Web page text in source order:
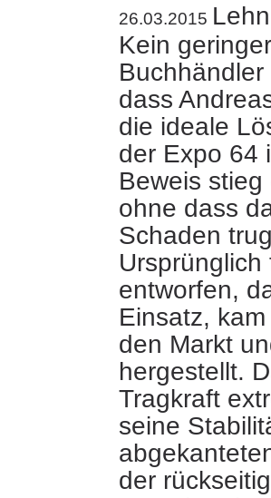
26.03.2015
Kein
dass
die ideale
der Expo 64
Beweis
ohne dass
Schaden
entworfen,
Einsatz,
den Markt
hergestellt.
Tragkraft
seine
der